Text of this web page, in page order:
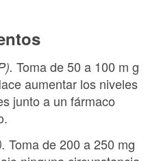
Toma de 50 a 100 m g
aumentar los niveles
junto a un fármaco
Toma de 200 a 250 mg